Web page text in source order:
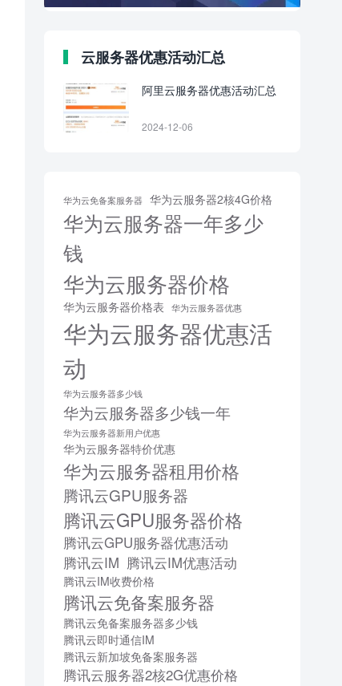
云服务器优惠活动汇总
阿里云服务器优惠活动汇总
2024-12-06
华为云免备案服务器 华为云服务器2核4G价格
华为云服务器一年多少
钱
华为云服务器价格
华为云服务器价格表 华为云服务器优惠
华为云服务器优惠活
动
华为云服务器多少钱
华为云服务器多少钱一年
华为云服务器新用户优惠
华为云服务器特价优惠
华为云服务器租用价格
腾讯云GPU服务器
腾讯云GPU服务器价格
腾讯云GPU服务器优惠活动
腾讯云IM 腾讯云IM优惠活动
腾讯云IM收费价格
腾讯云免备案服务器
腾讯云免备案服务器多少钱
腾讯云即时通信IM
腾讯云新加坡免备案服务器
腾讯云服务器2核2G优惠价格